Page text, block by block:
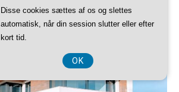
Disse cookies sættes af os og slettes
automatisk, når din session slutter eller efter
kort tid.
OK